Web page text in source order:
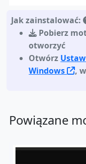
Jak zainstalować:
Pobierz
otworzyć
Otwórz
Windows
,
Powiązane